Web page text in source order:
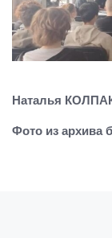
Наталья
Фото из архива